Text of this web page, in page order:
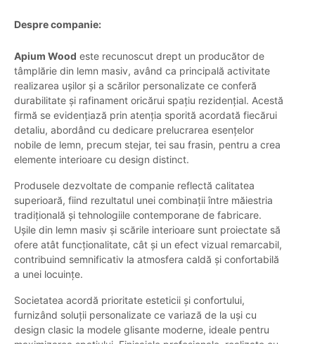
Despre companie:
Apium Wood este recunoscut drept un producător de
tâmplărie din lemn masiv, având ca principală activitate
realizarea ușilor și a scărilor personalizate ce conferă
durabilitate și rafinament oricărui spațiu rezidențial. Acestă
firmă se evidențiază prin atenția sporită acordată fiecărui
detaliu, abordând cu dedicare prelucrarea esențelor
nobile de lemn, precum stejar, tei sau frasin, pentru a crea
elemente interioare cu design distinct.
Produsele dezvoltate de companie reflectă calitatea
superioară, fiind rezultatul unei combinații între măiestria
tradițională și tehnologiile contemporane de fabricare.
Ușile din lemn masiv și scările interioare sunt proiectate să
ofere atât funcționalitate, cât și un efect vizual remarcabil,
contribuind semnificativ la atmosfera caldă și confortabilă
a unei locuințe.
Societatea acordă prioritate esteticii și confortului,
furnizând soluții personalizate ce variază de la uși cu
design clasic la modele glisante moderne, ideale pentru